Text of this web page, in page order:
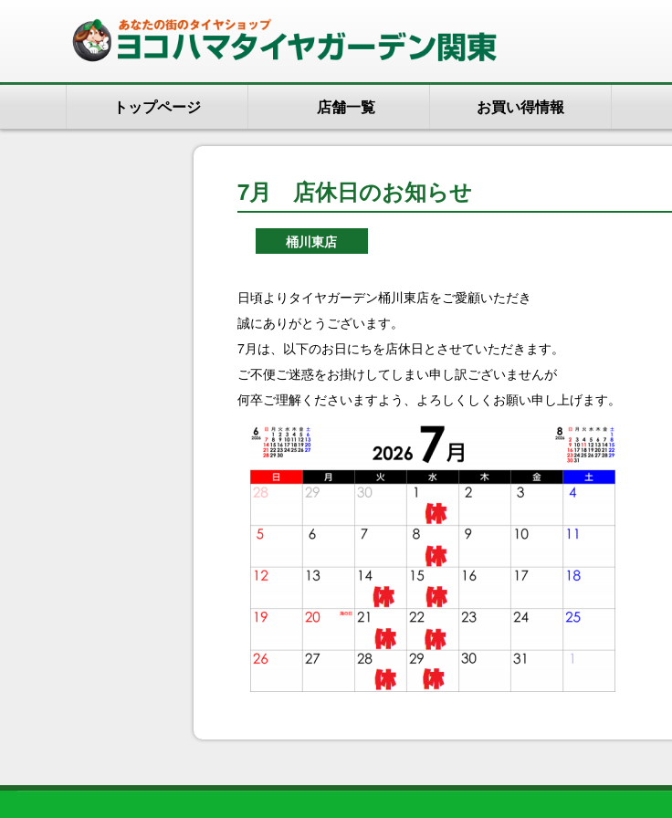
トップページ 店舗一覧 お買い得情報
7月 店休日のお知らせ
桶川東店
日頃よりタイヤガーデン桶川東店をご愛顧いただき
誠にありがとうございます。
7月は、以下のお日にちを店休日とさせていただきます。
ご不便ご迷惑をお掛けしてしまい申し訳ございませんが
何卒ご理解くださいますよう、よろしくしくお願い申し上げます。